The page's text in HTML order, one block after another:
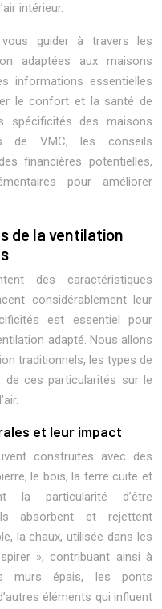
intérieur.
guider à travers les
adaptées aux maisons
informations essentielles
le confort et la santé de
spécificités des maisons
de VMC, les conseils
financières potentielles,
pour améliorer
de la ventilation
des caractéristiques
considérablement leur
est essentiel pour
adapté. Nous allons
traditionnels, les types de
de ces particularités sur le
et leur impact
construites avec des
le bois, la terre cuite et
la particularité d’être
absorbent et rejettent
la chaux, utilisée dans les
», contribuant ainsi à
murs épais, les ponts
éléments qui influent